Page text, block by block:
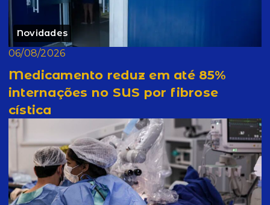
Novidades
06/08/2026
Medicamento reduz em até 85%
internações no SUS por fibrose
cística